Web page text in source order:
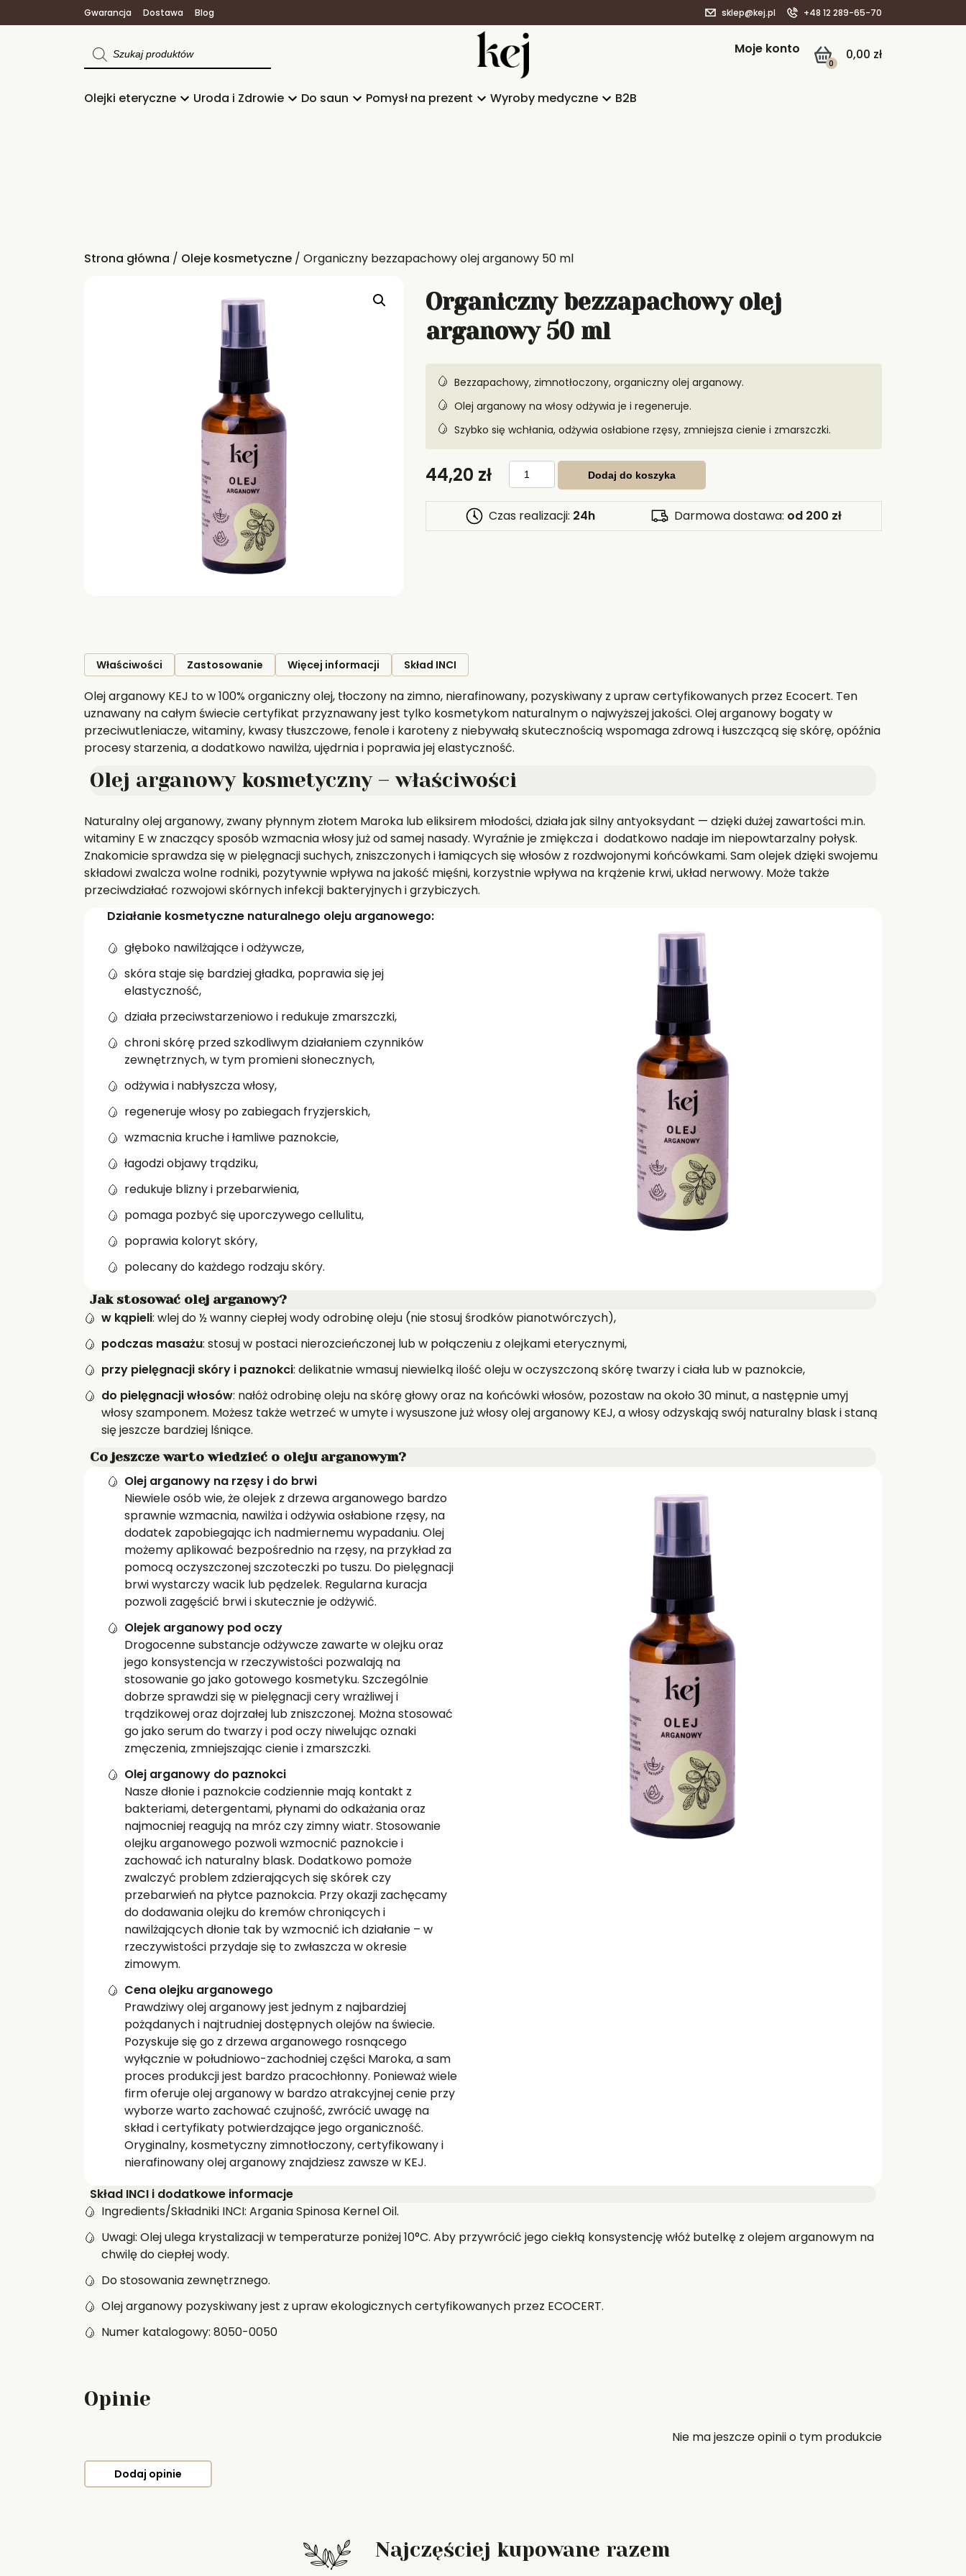
Gwarancja Dostawa Blog sklep@kej.pl +48 12 289-65-70
Wyszukiwarka
produktów
Moje konto
0
0,00 zł
Olejki eteryczne Uroda i Zdrowie Do saun Pomysł na prezent Wyroby medyczne B2B
Strona główna / Oleje kosmetyczne / Organiczny bezzapachowy olej arganowy 50 ml
Organiczny bezzapachowy olej
arganowy 50 ml
Bezzapachowy, zimnotłoczony, organiczny olej arganowy.
Olej arganowy na włosy odżywia je i regeneruje.
Szybko się wchłania, odżywia osłabione rzęsy, zmniejsza cienie i zmarszczki.
44,20 zł ilość
Organiczny
bezzapachowy
olej
arganowy
ml
Dodaj do koszyka
Czas realizacji: 24h Darmowa dostawa: od 200 zł
Właściwości Zastosowanie Więcej informacji Skład INCI
Olej arganowy KEJ to w 100% organiczny olej, tłoczony na zimno, nierafinowany, pozyskiwany z upraw certyfikowanych przez Ecocert. Ten
uznawany na całym świecie certyfikat przyznawany jest tylko kosmetykom naturalnym o najwyższej jakości. Olej arganowy bogaty w
przeciwutleniacze, witaminy, kwasy tłuszczowe, fenole i karoteny z niebywałą skutecznością wspomaga zdrową i łuszczącą się skórę, opóźnia
procesy starzenia, a dodatkowo nawilża, ujędrnia i poprawia jej elastyczność.
Olej arganowy kosmetyczny – właściwości
Naturalny olej arganowy, zwany płynnym złotem Maroka lub eliksirem młodości, działa jak silny antyoksydant — dzięki dużej zawartości m.in.
witaminy E w znaczący sposób wzmacnia włosy już od samej nasady. Wyraźnie je zmiękcza i dodatkowo nadaje im niepowtarzalny połysk.
Znakomicie sprawdza się w pielęgnacji suchych, zniszczonych i łamiących się włosów z rozdwojonymi końcówkami. Sam olejek dzięki swojemu
składowi zwalcza wolne rodniki, pozytywnie wpływa na jakość mięśni, korzystnie wpływa na krążenie krwi, układ nerwowy. Może także
przeciwdziałać rozwojowi skórnych infekcji bakteryjnych i grzybiczych.
Działanie kosmetyczne naturalnego oleju arganowego:
głęboko nawilżające i odżywcze,
skóra staje się bardziej gładka, poprawia się jej
elastyczność,
działa przeciwstarzeniowo i redukuje zmarszczki,
chroni skórę przed szkodliwym działaniem czynników
zewnętrznych, w tym promieni słonecznych,
odżywia i nabłyszcza włosy,
regeneruje włosy po zabiegach fryzjerskich,
wzmacnia kruche i łamliwe paznokcie,
łagodzi objawy trądziku,
redukuje blizny i przebarwienia,
pomaga pozbyć się uporczywego cellulitu,
poprawia koloryt skóry,
polecany do każdego rodzaju skóry.
Jak stosować olej arganowy?
w kąpieli: wlej do ½ wanny ciepłej wody odrobinę oleju (nie stosuj środków pianotwórczych),
podczas masażu: stosuj w postaci nierozcieńczonej lub w połączeniu z olejkami eterycznymi,
przy pielęgnacji skóry i paznokci: delikatnie wmasuj niewielką ilość oleju w oczyszczoną skórę twarzy i ciała lub w paznokcie,
do pielęgnacji włosów: nałóż odrobinę oleju na skórę głowy oraz na końcówki włosów, pozostaw na około 30 minut, a następnie umyj
włosy szamponem. Możesz także wetrzeć w umyte i wysuszone już włosy olej arganowy KEJ, a włosy odzyskają swój naturalny blask i staną
się jeszcze bardziej lśniące.
Co jeszcze warto wiedzieć o oleju arganowym?
Olej arganowy na rzęsy i do brwi
Niewiele osób wie, że olejek z drzewa arganowego bardzo
sprawnie wzmacnia, nawilża i odżywia osłabione rzęsy, na
dodatek zapobiegając ich nadmiernemu wypadaniu. Olej
możemy aplikować bezpośrednio na rzęsy, na przykład za
pomocą oczyszczonej szczoteczki po tuszu. Do pielęgnacji
brwi wystarczy wacik lub pędzelek. Regularna kuracja
pozwoli zagęścić brwi i skutecznie je odżywić.
Olejek arganowy pod oczy
Drogocenne substancje odżywcze zawarte w olejku oraz
jego konsystencja w rzeczywistości pozwalają na
stosowanie go jako gotowego kosmetyku. Szczególnie
dobrze sprawdzi się w pielęgnacji cery wrażliwej i
trądzikowej oraz dojrzałej lub zniszczonej. Można stosować
go jako serum do twarzy i pod oczy niwelując oznaki
zmęczenia, zmniejszając cienie i zmarszczki.
Olej arganowy do paznokci
Nasze dłonie i paznokcie codziennie mają kontakt z
bakteriami, detergentami, płynami do odkażania oraz
najmocniej reagują na mróz czy zimny wiatr. Stosowanie
olejku arganowego pozwoli wzmocnić paznokcie i
zachować ich naturalny blask. Dodatkowo pomoże
zwalczyć problem zdzierających się skórek czy
przebarwień na płytce paznokcia. Przy okazji zachęcamy
do dodawania olejku do kremów chroniących i
nawilżających dłonie tak by wzmocnić ich działanie – w
rzeczywistości przydaje się to zwłaszcza w okresie
zimowym.
Cena olejku arganowego
Prawdziwy olej arganowy jest jednym z najbardziej
pożądanych i najtrudniej dostępnych olejów na świecie.
Pozyskuje się go z drzewa arganowego rosnącego
wyłącznie w południowo-zachodniej części Maroka, a sam
proces produkcji jest bardzo pracochłonny. Ponieważ wiele
firm oferuje olej arganowy w bardzo atrakcyjnej cenie przy
wyborze warto zachować czujność, zwrócić uwagę na
skład i certyfikaty potwierdzające jego organiczność.
Oryginalny, kosmetyczny zimnotłoczony, certyfikowany i
nierafinowany olej arganowy znajdziesz zawsze w KEJ.
Skład INCI i dodatkowe informacje
Ingredients/Składniki INCI: Argania Spinosa Kernel Oil.
Uwagi: Olej ulega krystalizacji w temperaturze poniżej 10°C. Aby przywrócić jego ciekłą konsystencję włóż butelkę z olejem arganowym na
chwilę do ciepłej wody.
Do stosowania zewnętrznego.
Olej arganowy pozyskiwany jest z upraw ekologicznych certyfikowanych przez ECOCERT.
Numer katalogowy: 8050-0050
Opinie
Nie ma jeszcze opinii o tym produkcie
Dodaj opinie
Najczęściej kupowane razem